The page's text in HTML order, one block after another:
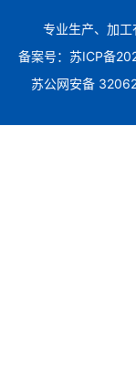
专业生产、加
备案号： 苏ICP备
苏公网安备